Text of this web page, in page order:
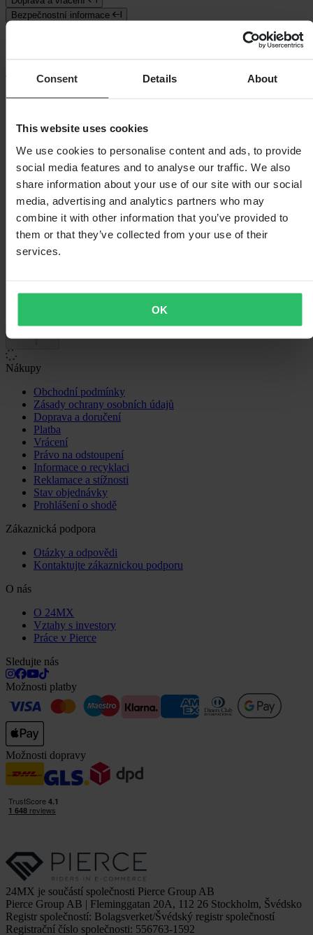
Consent Details About
This website uses cookies
We use cookies to personalise content and ads, to provide
social media features and to analyse our traffic. We also
share information about your use of our site with our social
media, advertising and analytics partners who may
combine it with other information that you’ve provided to
them or that they’ve collected from your use of their
services.
OK
Bezpečnostní informace
z 5
Na základě 48 recenzí
5
4
8
3
2
0
1
Nákupy
Obchodní podmínky
Zásady ochrany osobních údajů
Doprava a doručení
Platba
Vrácení
Právo na odstoupení
Informace o recyklaci
Reklamace a stížnosti
Stav objednávky
Prohlášení o shodě
Zákaznická podpora
Otázky a odpovědi
Kontaktujte zákaznickou podporu
O nás
O 24MX
Vztahy s investory
Práce v Pierce
Sledujte nás
Možnosti platby
Možnosti dopravy
24MX je součástí společnosti Pierce Group AB
Pierce Group AB | Fleminggatan 20A, 112 26 Stockholm, Švédsko
Registr společností: Bolagsverket/Švédský registr společností
Registrační číslo společnosti: 556763-1592